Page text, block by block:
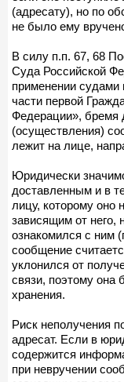
(адресату), но по
не было ему
В силу п.п. 67, 68
Суда Российской
применении судами
части первой
Федерации», бремя
(осуществления)
лежит на лице,
Юридически
доставленным и в
лицу, которому оно
зависящим от него,
ознакомился с ним
сообщение
уклонился от
связи, поэтому она
хранения.
Риск неполучения
адресат. Если в
содержится
при невручении